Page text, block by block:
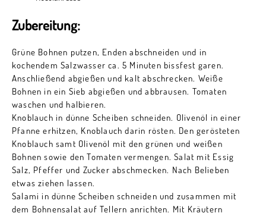
Zubereitung:
Grüne Bohnen putzen, Enden abschneiden und in
kochendem Salzwasser ca. 5 Minuten bissfest garen.
Anschließend abgießen und kalt abschrecken. Weiße
Bohnen in ein Sieb abgießen und abbrausen. Tomaten
waschen und halbieren.
Knoblauch in dünne Scheiben schneiden. Olivenöl in einer
Pfanne erhitzen, Knoblauch darin rösten. Den gerösteten
Knoblauch samt Olivenöl mit den grünen und weißen
Bohnen sowie den Tomaten vermengen. Salat mit Essig
Salz, Pfeffer und Zucker abschmecken. Nach Belieben
etwas ziehen lassen.
Salami in dünne Scheiben schneiden und zusammen mit
dem Bohnensalat auf Tellern anrichten. Mit Kräutern